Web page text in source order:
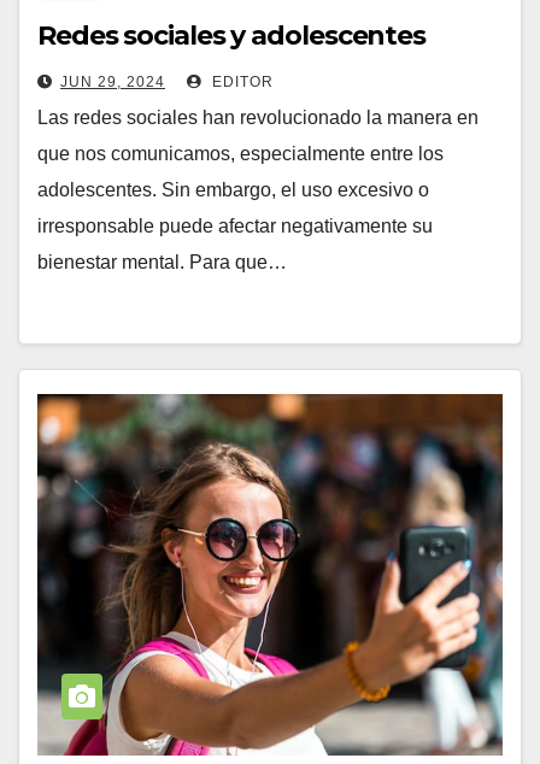
Redes sociales y adolescentes
JUN 29, 2024 EDITOR
Las redes sociales han revolucionado la manera en
que nos comunicamos, especialmente entre los
adolescentes. Sin embargo, el uso excesivo o
irresponsable puede afectar negativamente su
bienestar mental. Para que…